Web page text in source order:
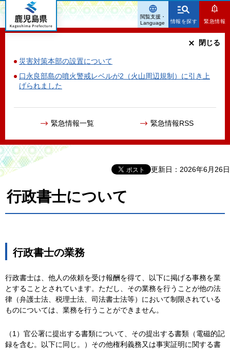
鹿児島県
情報を探す 緊急情報
災害対策本部の設置について
口永良部島の噴火警戒レベルが2（火山周辺規制）に引き上
げられました
緊急情報一覧 緊急情報RSS
閉じる
閲覧支援・
Language
更新日：2026年6月26日
行政書士について
行政書士の業務
行政書士は、他人の依頼を受け報酬を得て、以下に掲げる事務を業
とすることとされています。ただし、その業務を行うことが他の法
律（弁護士法、税理士法、司法書士法等）において制限されている
ものについては、業務を行うことができません。
（1）官公署に提出する書類について、その提出する書類（電磁的記
録を含む。以下に同じ。）その他権利義務又は事実証明に関する書